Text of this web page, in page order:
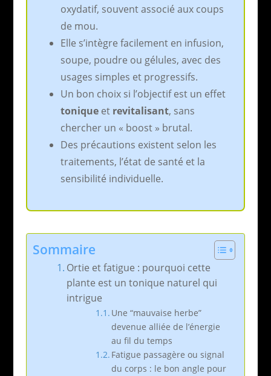
oxydatif, souvent associé aux coups
de mou.
Elle s’intègre facilement en infusion,
soupe, poudre ou gélules, avec des
usages simples et progressifs.
Un bon choix si l’objectif est un effet
toniqueet revitalisant, sans
chercher un « boost » brutal.
Des précautions existent selon les
traitements, l’état de santé et la
sensibilité individuelle.
Sommaire
Ortie et fatigue : pourquoi cette
plante est un tonique naturel qui
intrigue
Une “mauvaise herbe”
devenue alliée de l’énergie
au fil du temps
Fatigue passagère ou signal
du corps : le bon angle pour